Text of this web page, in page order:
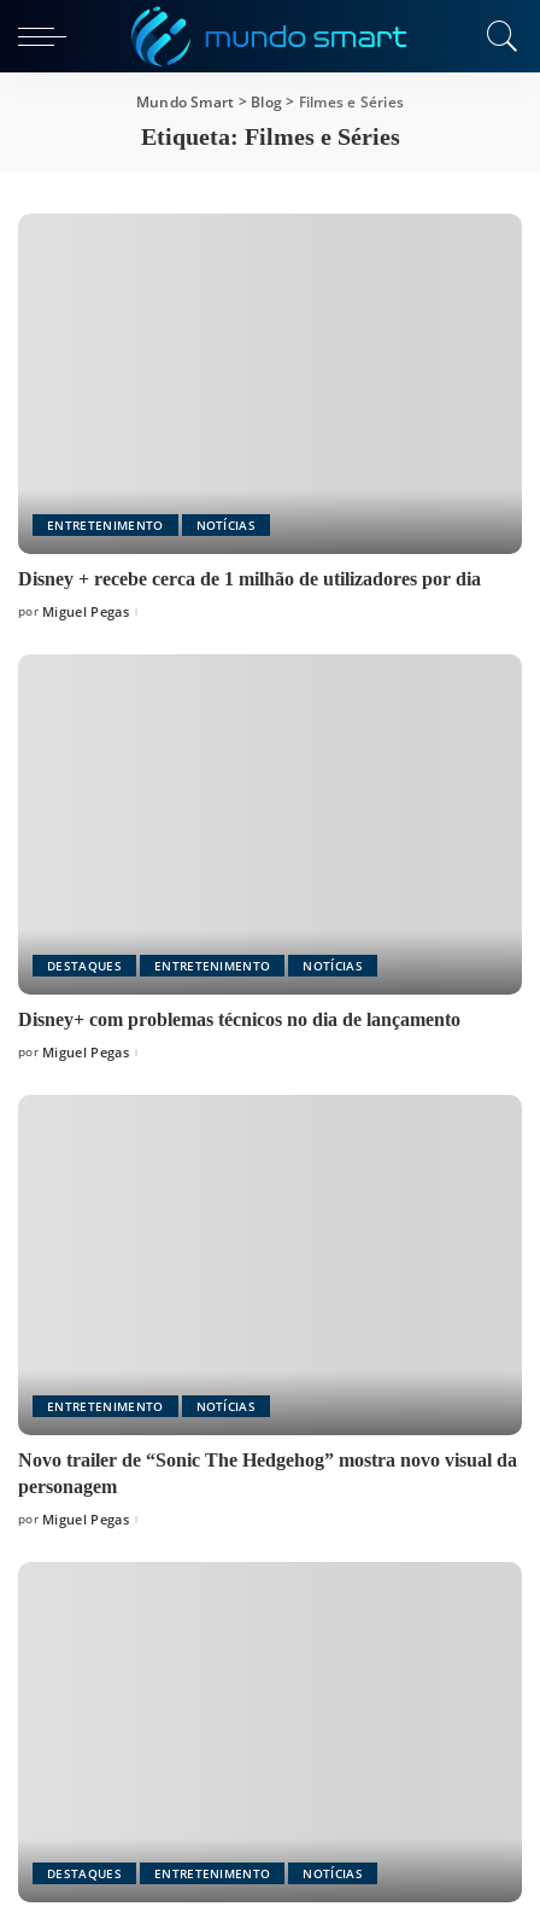
Mundo Smart > Blog> Filmes e Séries
Etiqueta: Filmes e Séries
ENTRETENIMENTO NOTÍCIAS
Disney + recebe cerca de 1 milhão de utilizadores por dia
Posted
por Miguel Pegas
DESTAQUES ENTRETENIMENTO NOTÍCIAS
Disney+ com problemas técnicos no dia de lançamento
Posted
por Miguel Pegas
ENTRETENIMENTO NOTÍCIAS
Novo trailer de “Sonic The Hedgehog” mostra novo visual da
personagem
Posted
por Miguel Pegas
DESTAQUES ENTRETENIMENTO NOTÍCIAS